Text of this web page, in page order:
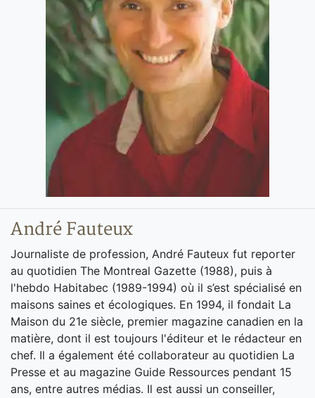
André Fauteux
Journaliste de profession, André Fauteux fut reporter
au quotidien The Montreal Gazette (1988), puis à
l'hebdo Habitabec (1989-1994) où il s’est spécialisé en
maisons saines et écologiques. En 1994, il fondait La
Maison du 21e siècle, premier magazine canadien en la
matière, dont il est toujours l'éditeur et le rédacteur en
chef. Il a également été collaborateur au quotidien La
Presse et au magazine Guide Ressources pendant 15
ans, entre autres médias. Il est aussi un conseiller,